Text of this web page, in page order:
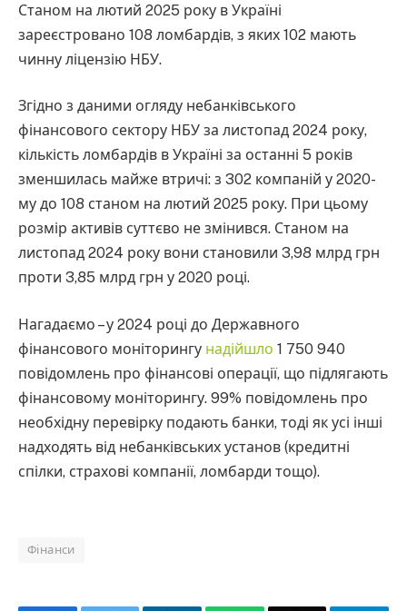
Станом на лютий 2025 року в Україні
зареєстровано 108 ломбардів, з яких 102 мають
чинну ліцензію НБУ.
Згідно з даними огляду небанківського
фінансового сектору НБУ за листопад 2024 року,
кількість ломбардів в Україні за останні 5 років
зменшилась майже втричі: з 302 компаній у 2020-
му до 108 станом на лютий 2025 року. При цьому
розмір активів суттєво не змінився. Станом на
листопад 2024 року вони становили 3,98 млрд грн
проти 3,85 млрд грн у 2020 році.
Нагадаємо – у 2024 році до Державного
фінансового моніторингу надійшло 1 750 940
повідомлень про фінансові операції, що підлягають
фінансовому моніторингу. 99% повідомлень про
необхідну перевірку подають банки, тоді як усі інші
надходять від небанківських установ (кредитні
спілки, страхові компанії, ломбарди тощо).
Фінанси